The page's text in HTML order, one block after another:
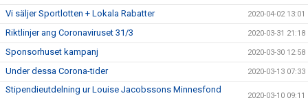
Vi säljer Sportlotten + Lokala Rabatter 2020-04-02 13:01
Riktlinjer ang Coronaviruset 31/3 2020-03-31 21:18
Sponsorhuset kampanj 2020-03-30 12:58
Under dessa Corona-tider 2020-03-13 07:33
Stipendieutdelning ur Louise Jacobssons Minnesfond
2020-03-10 09:11